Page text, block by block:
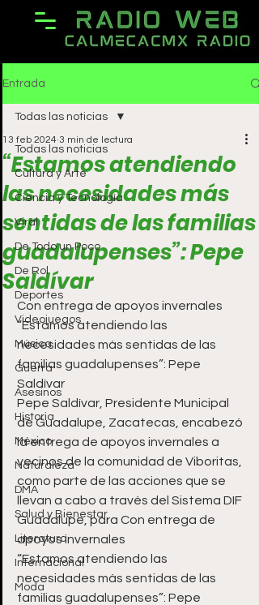
Entrada
Todas las noticias
Cultura y Arte
Ciencia y Tecnología
Viral
De Todo un Poco
De Rol
Deportes
Videojuegos
Música
Guerra
Asesinos
Historia
México
Naturaleza
DMA
Salud y Bienestar
Literatura
Internacional
Moda
Todas las noticias
“Estamos atendiendo
las necesidades más
sentidas de las familias
guadalupenses”: Pepe
Saldívar
13 feb 2024 3 min de lectura
Con entrega de apoyos invernales
“Estamos atendiendo las
necesidades más sentidas de las
familias guadalupenses”: Pepe
Saldívar
Pepe Saldívar, Presidente Municipal
de Guadalupe, Zacatecas, encabezó
la entrega de apoyos invernales a
vecinos de la comunidad de Viboritas,
como parte de las acciones que se
llevan a cabo a través del Sistema DIF
Guadalupe, para Con entrega de
apoyos invernales
“Estamos atendiendo las
necesidades más sentidas de las
familias guadalupenses”: Pepe